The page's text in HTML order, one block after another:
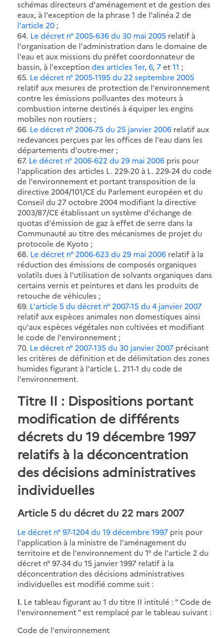
schémas directeurs d'aménagement et de gestion des
eaux, à l'exception de la phrase 1 de l'alinéa 2 de
l'article 20 ;
64. Le décret n° 2005-636 du 30 mai 2005 relatif à
l'organisation de l'administration dans le domaine de
l'eau et aux missions du préfet coordonnateur de
bassin, à l'exception des articles 1er,6, 7et11 ;
65. Le décret n° 2005-1195 du 22 septembre 2005
relatif aux mesures de protection de l'environnement
contre les émissions polluantes des moteurs à
combustion interne destinés à équiper les engins
mobiles non routiers ;
66. Le décret n° 2006-75 du 25 janvier 2006 relatif aux
redevances perçues par les offices de l'eau dans les
départements d'outre-mer ;
67. Le décret n° 2006-622 du 29 mai 2006 pris pour
l'application des articles L. 229-20 à L. 229-24 du code
de l'environnement et portant transposition de la
directive 2004/101/CE du Parlement européen et du
Conseil du 27 octobre 2004 modifiant la directive
2003/87/CE établissant un système d'échange de
quotas d'émission de gaz à effet de serre dans la
Communauté au titre des mécanismes de projet du
protocole de Kyoto ;
68. Le décret n° 2006-623 du 29 mai 2006 relatif à la
réduction des émissions de composés organiques
volatils dues à l'utilisation de solvants organiques dans
certains vernis et peintures et dans les produits de
retouche de véhicules ;
69. L'article 5 du décret n° 2007-15 du 4 janvier 2007
relatif aux espèces animales non domestiques ainsi
qu'aux espèces végétales non cultivées et modifiant
le code de l'environnement ;
70. Le décret n° 2007-135 du 30 janvier 2007 précisant
les critères de définition et de délimitation des zones
humides figurant à l'article L. 211-1 du code de
l'environnement.
Titre II : Dispositions portant
modification de différents
décrets du 19 décembre 1997
relatifs à la déconcentration
des décisions administratives
individuelles
Article 5 du décret du 22 mars 2007
Le décret n° 97-1204 du 19 décembre 1997 pris pour
l'application à la ministre de l'aménagement du
territoire et de l'environnement du 1° de l'article 2 du
décret n° 97-34 du 15 janvier 1997 relatif à la
déconcentration des décisions administratives
individuelles est modifié comme suit :
I. Le tableau figurant au 1 du titre II intitulé : " Code de
l'environnement " est remplacé par le tableau suivant :
Code de l'environnement